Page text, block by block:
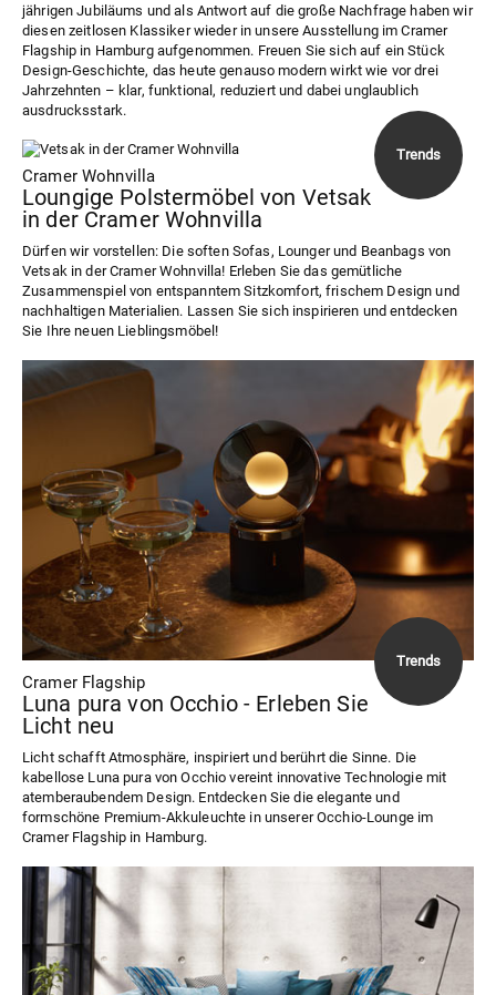
jährigen Jubiläums und als Antwort auf die große Nachfrage haben wir
diesen zeitlosen Klassiker wieder in unsere Ausstellung im Cramer
Flagship in Hamburg aufgenommen. Freuen Sie sich auf ein Stück
Design-Geschichte, das heute genauso modern wirkt wie vor drei
Jahrzehnten – klar, funktional, reduziert und dabei unglaublich
ausdrucksstark.
Cramer Wohnvilla
Loungige Polstermöbel von Vetsak
in der Cramer Wohnvilla
Dürfen wir vorstellen: Die soften Sofas, Lounger und Beanbags von
Vetsak in der Cramer Wohnvilla! Erleben Sie das gemütliche
Zusammenspiel von entspanntem Sitzkomfort, frischem Design und
nachhaltigen Materialien. Lassen Sie sich inspirieren und entdecken
Sie Ihre neuen Lieblingsmöbel!
Cramer Flagship
Luna pura von Occhio - Erleben Sie
Licht neu
Licht schafft Atmosphäre, inspiriert und berührt die Sinne. Die
kabellose Luna pura von Occhio vereint innovative Technologie mit
atemberaubendem Design. Entdecken Sie die elegante und
formschöne Premium-Akkuleuchte in unserer Occhio-Lounge im
Cramer Flagship in Hamburg.